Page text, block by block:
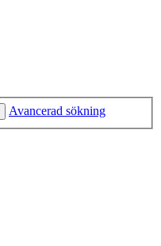
Avancerad sökning